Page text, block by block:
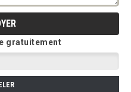
gratuitement